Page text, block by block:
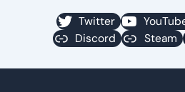
Twitter
Discord
Steam